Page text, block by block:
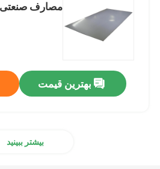
مصارف صنعتی
بهترین قیمت
بیشتر ببینید